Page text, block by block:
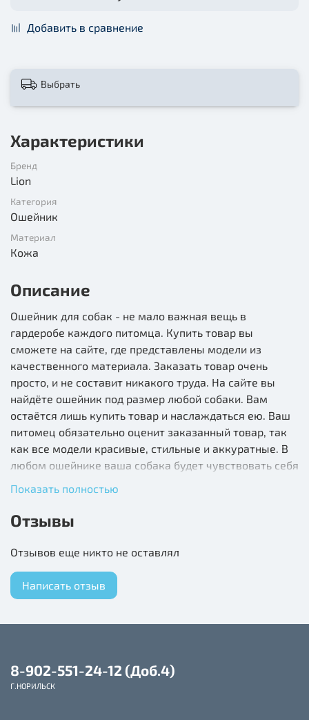
Добавить в сравнение
Выбрать
Характеристики
Бренд
Lion
Категория
Ошейник
Материал
Кожа
Описание
Ошейник для собак - не мало важная вещь в
гардеробе каждого питомца. Купить товар вы
сможете на сайте, где представлены модели из
качественного материала. Заказать товар очень
просто, и не составит никакого труда. На сайте вы
найдёте ошейник под размер любой собаки. Вам
остаётся лишь купить товар и наслаждаться ею. Ваш
питомец обязательно оценит заказанный товар, так
как все модели красивые, стильные и аккуратные. В
любом ошейнике ваша собака будет чувствовать себя
Показать полностью
Отзывы
Отзывов еще никто не оставлял
Написать отзыв
8-902-551-24-12 (Доб.4)
Г.НОРИЛЬСК